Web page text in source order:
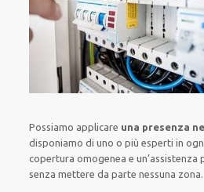
Possiamo applicare una presenza
disponiamo di uno o piùesperti in
coperturaomogenea e un’assistenza
senzamettere da partenessuna zona.